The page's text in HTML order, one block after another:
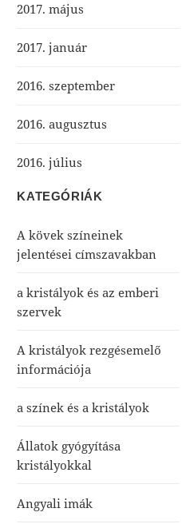
2017. május
2017. január
2016. szeptember
2016. augusztus
2016. július
KATEGÓRIÁK
A kövek színeinek
jelentései címszavakban
a kristályok és az emberi
szervek
A kristályok rezgésemelő
információja
a színek és a kristályok
Állatok gyógyítása
kristályokkal
Angyali imák